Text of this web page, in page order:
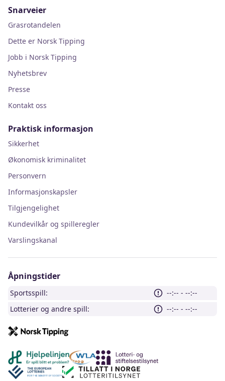
Snarveier
Grasrotandelen
Dette er Norsk Tipping
Jobb i Norsk Tipping
Nyhetsbrev
Presse
Kontakt oss
Praktisk informasjon
Sikkerhet
Økonomisk kriminalitet
Personvern
Informasjonskapsler
Tilgjengelighet
Kundevilkår og spilleregler
Varslingskanal
Åpningstider
Sportsspill:
--:-- - --:--
Lotterier og andre spill:
--:-- - --:--
Andre lenker